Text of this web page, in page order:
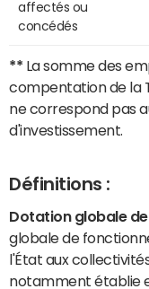
affectés ou
concédés
** La somme des
compentation de la
ne correspond pas
d'investissement.
Définitions :
Dotation globale
globale de
l'État aux
notamment établie